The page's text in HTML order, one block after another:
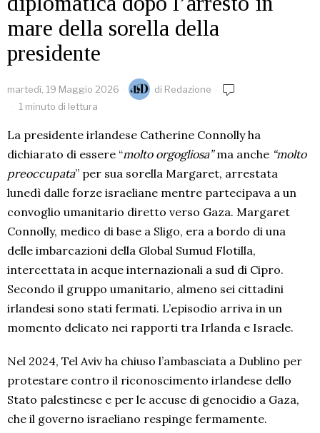
mare della sorella della
presidente
martedì, 19 Maggio 2026 di Redazione
1 minuto di lettura
La presidente irlandese Catherine Connolly ha
dichiarato di essere “molto orgogliosa”ma anche “molto
preoccupata” per sua sorella Margaret, arrestata
lunedì dalle forze israeliane mentre partecipava a un
convoglio umanitario diretto verso Gaza. Margaret
Connolly, medico di base a Sligo, era a bordo di una
delle imbarcazioni della Global Sumud Flotilla,
intercettata in acque internazionali a sud di Cipro.
Secondo il gruppo umanitario, almeno sei cittadini
irlandesi sono stati fermati. L’episodio arriva in un
momento delicato nei rapporti tra Irlanda e Israele.
Nel 2024, Tel Aviv ha chiuso l’ambasciata a Dublino per
protestare contro il riconoscimento irlandese dello
Stato palestinese e per le accuse di genocidio a Gaza,
che il governo israeliano respinge fermamente.